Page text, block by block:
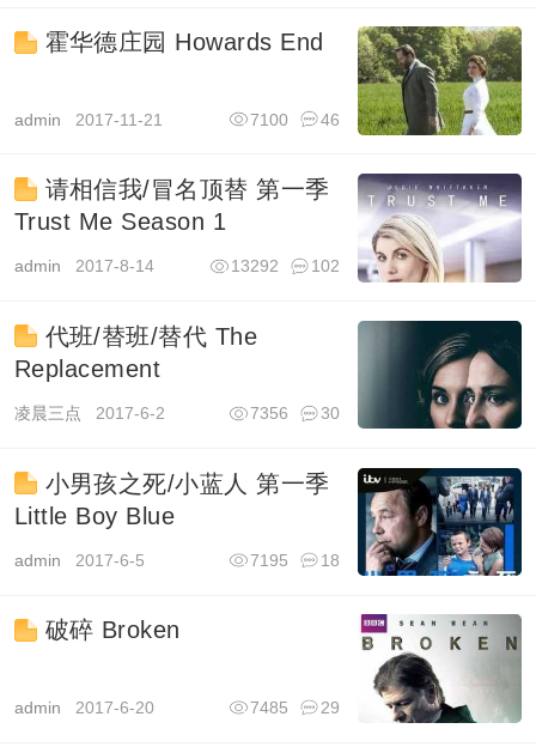
霍华德庄园 Howards End
admin 2017-11-21 46
7100
请相信我/冒名顶替 第一季
Trust Me Season 1
admin 2017-8-14 102
13292
代班/替班/替代 The
Replacement
凌晨三点 2017-6-2 30
7356
小男孩之死/小蓝人 第一季
Little Boy Blue
admin 2017-6-5 18
7195
破碎 Broken
admin 2017-6-20 29
7485